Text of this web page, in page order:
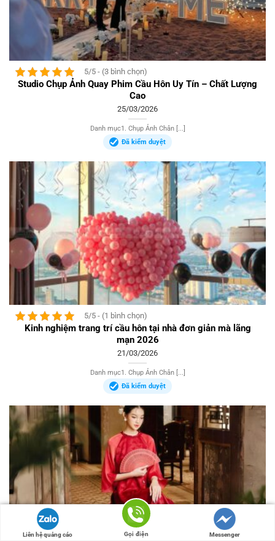
5/5 - (3 bình chọn)
Studio Chụp Ảnh Quay Phim Cầu Hôn Uy Tín – Chất Lượng
Cao
25/03/2026
Danh mục1. Chụp Ảnh Chân [...]
Đã kiểm duyệt
5/5 - (1 bình chọn)
Kinh nghiệm trang trí cầu hôn tại nhà đơn giản mà lãng
mạn 2026
21/03/2026
Danh mục1. Chụp Ảnh Chân [...]
Đã kiểm duyệt
Liên hệ quảng cáo Gọi điện Messenger